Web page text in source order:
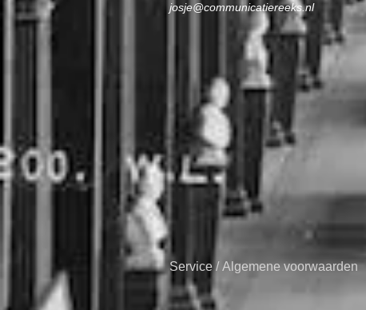
josje@communicatiereeks.nl
Service /Algemene voorwaarden